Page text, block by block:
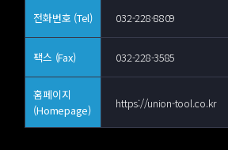
전화번호 (Tel) 032-228-8809
팩스 (Fax) 032-228-3585
홈페이지
(Homepage)
https://union-tool.co.kr